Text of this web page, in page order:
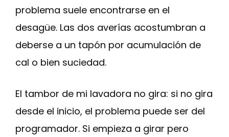
problema suele encontrarse en el
desagüe. Las dos averías acostumbran a
deberse a un tapón por acumulación de
cal o bien suciedad.
El tambor de mi lavadora no gira: si no gira
desde el inicio, el problema puede ser del
programador. Si empieza a girar pero